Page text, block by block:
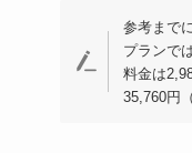
参考まで
プランで
料金は
35,760円